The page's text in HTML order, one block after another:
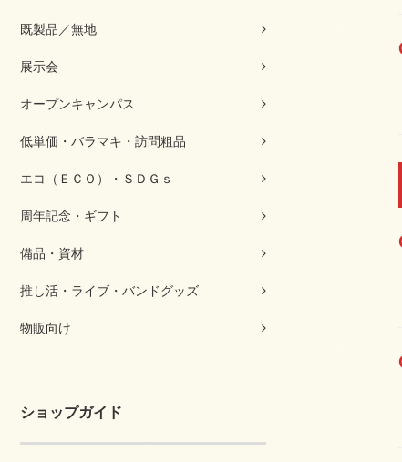
既製品／無地
展示会
オープンキャンパス
低単価・バラマキ・訪問粗品
エコ（ＥＣＯ）・ＳＤＧｓ
周年記念・ギフト
備品・資材
推し活・ライブ・バンドグッズ
物販向け
ショップガイド